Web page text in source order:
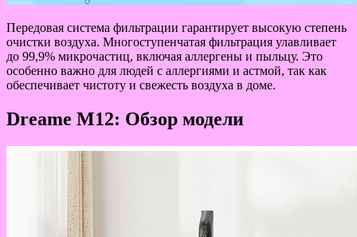
Передовая система фильтрации гарантирует высокую степень
очистки воздуха. Многоступенчатая фильтрация улавливает
до 99,9% микрочастиц, включая аллергены и пыльцу. Это
особенно важно для людей с аллергиями и астмой, так как
обеспечивает чистоту и свежесть воздуха в доме.
Dreame M12: Обзор модели